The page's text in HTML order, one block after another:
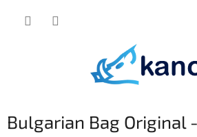
Bulgarian Bag Original